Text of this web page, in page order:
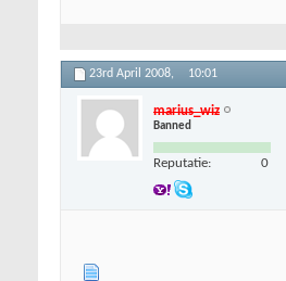
23rd April 2008, 10:01
marius_wiz
Banned
Reputatie: 0